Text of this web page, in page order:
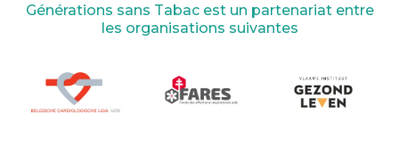
Générations sans Tabac est un partenariat entre
les organisations suivantes